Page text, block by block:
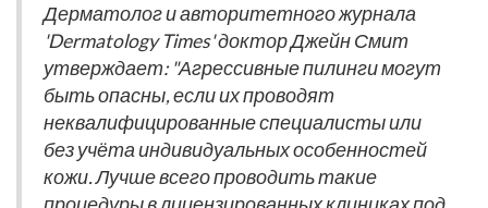
повреждение и тем самым стимулируя обновление и
регенерацию клеток.
агрессивных пилингов может истончить кожу, делая её более
чувствительной к солнцу и другим факторам внешней среды.
Важно подобрать правильный тип пилинга в зависимости от
типа кожи и её состояния. Людям с тонкой и чувствительной
кожей следует избегать агрессивных методов или проводить их
в минимальных концентрациях.
Дерматолог и авторитетного журнала
'Dermatology Times' доктор Джейн Смит
утверждает: "Агрессивные пилинги могут
быть опасны, если их проводят
неквалифицированные специалисты или
без учёта индивидуальных особенностей
кожи. Лучше всего проводить такие